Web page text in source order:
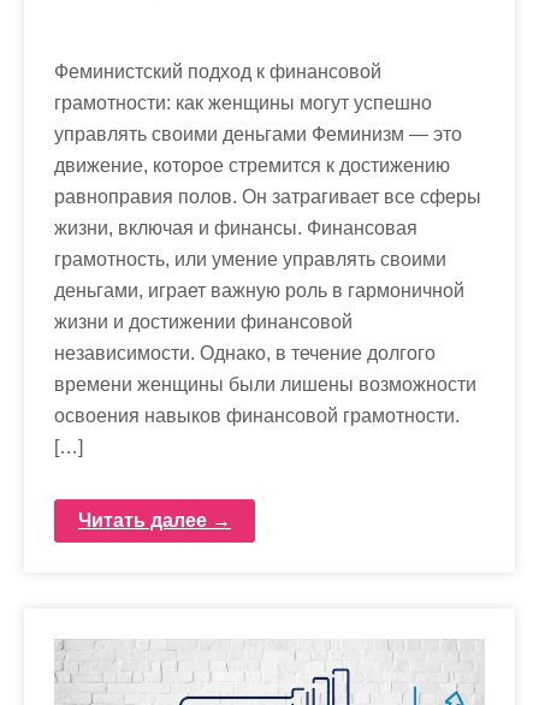
Феминистский подход к финансовой
грамотности: как женщины могут успешно
управлять своими деньгами Феминизм — это
движение, которое стремится к достижению
равноправия полов. Он затрагивает все сферы
жизни, включая и финансы. Финансовая
грамотность, или умение управлять своими
деньгами, играет важную роль в гармоничной
жизни и достижении финансовой
независимости. Однако, в течение долгого
времени женщины были лишены возможности
освоения навыков финансовой грамотности.
[…]
Читать далее →